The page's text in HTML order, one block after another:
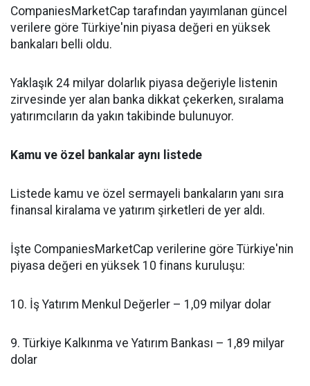
CompaniesMarketCap tarafından yayımlanan güncel
verilere göre Türkiye'nin piyasa değeri en yüksek
bankaları belli oldu.
Yaklaşık 24 milyar dolarlık piyasa değeriyle listenin
zirvesinde yer alan banka dikkat çekerken, sıralama
yatırımcıların da yakın takibinde bulunuyor.
Kamu ve özel bankalar aynı listede
Listede kamu ve özel sermayeli bankaların yanı sıra
finansal kiralama ve yatırım şirketleri de yer aldı.
İşte CompaniesMarketCap verilerine göre Türkiye'nin
piyasa değeri en yüksek 10 finans kuruluşu:
10. İş Yatırım Menkul Değerler – 1,09 milyar dolar
9. Türkiye Kalkınma ve Yatırım Bankası – 1,89 milyar
dolar